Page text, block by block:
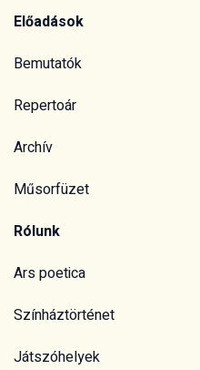
Előadások
Bemutatók
Repertoár
Archív
Műsorfüzet
Rólunk
Ars poetica
Színháztörténet
Játszóhelyek